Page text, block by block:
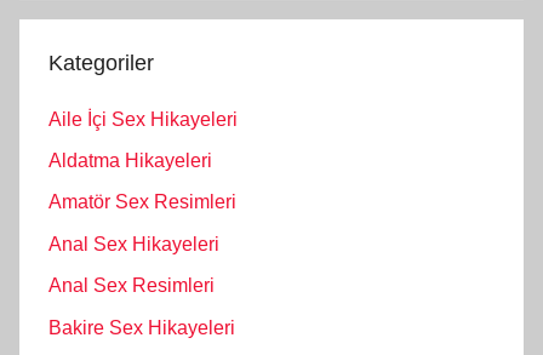
Kategoriler
Aile İçi Sex Hikayeleri
Aldatma Hikayeleri
Amatör Sex Resimleri
Anal Sex Hikayeleri
Anal Sex Resimleri
Bakire Sex Hikayeleri